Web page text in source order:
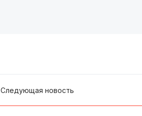
Следующая новость